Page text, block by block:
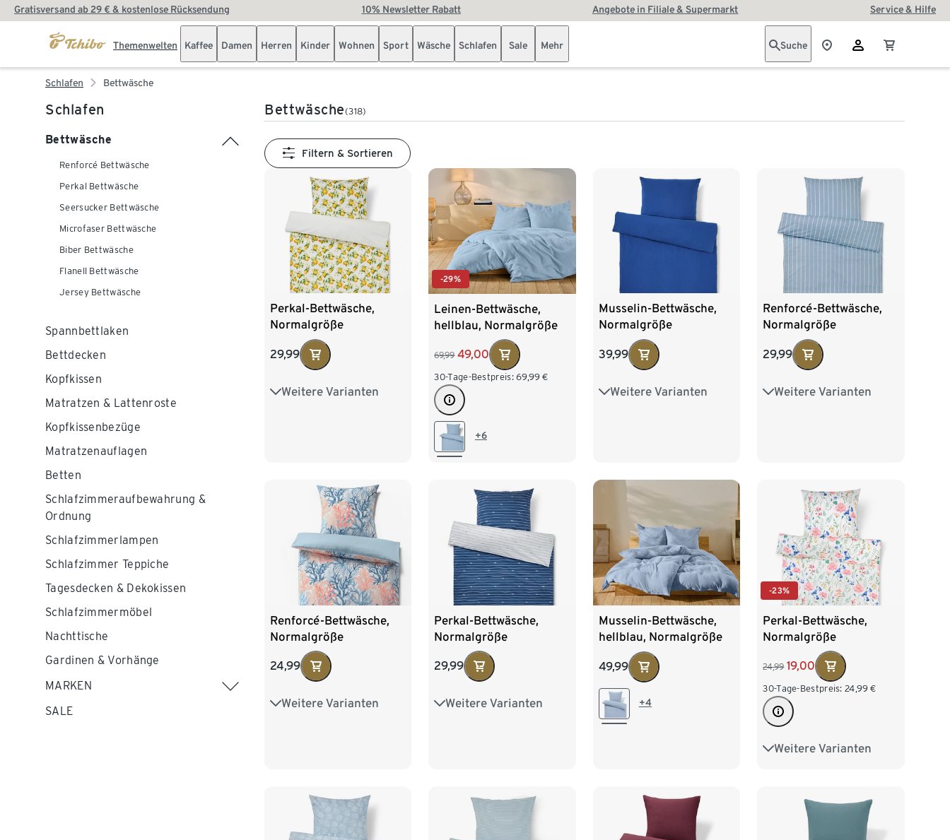
Gratisversand ab 29 € & kostenlose Rücksendung 10% Newsletter Rabatt Angebote in Filiale & Supermarkt Service & Hilfe
Themenwelten Kaffee Damen Herren Kinder Wohnen Sport Wäsche Schlafen Sale Mehr Suche
Schlafen Bettwäsche
Schlafen
Bettwäsche
Renforcé Bettwäsche
Perkal Bettwäsche
Seersucker Bettwäsche
Microfaser Bettwäsche
Biber Bettwäsche
Flanell Bettwäsche
Jersey Bettwäsche
Spannbettlaken
Bettdecken
Kopfkissen
Matratzen & Lattenroste
Kopfkissenbezüge
Matratzenauflagen
Betten
Schlafzimmeraufbewahrung &
Ordnung
Schlafzimmerlampen
Schlafzimmer Teppiche
Tagesdecken & Dekokissen
Schlafzimmermöbel
Nachttische
Gardinen & Vorhänge
MARKEN
SALE
Bettwäsche(318)
Filtern & Sortieren
Perkal-Bettwäsche,
Normalgröße
29,99
Weitere Varianten
Übergröße
-29%
Leinen-Bettwäsche,
hellblau, Normalgröße
69,99 49,00
30-Tage-Bestpreis: 69,99 €
+6
Musselin-Bettwäsche,
Normalgröße
39,99
Weitere Varianten
Übergröße
Renforcé-Bettwäsche,
Normalgröße
29,99
Weitere Varianten
Übergröße
Renforcé-Bettwäsche,
Normalgröße
24,99
Weitere Varianten
Übergröße
Perkal-Bettwäsche,
Normalgröße
29,99
Weitere Varianten
Übergröße
Musselin-Bettwäsche,
hellblau, Normalgröße
49,99
+4
-23%
Perkal-Bettwäsche,
Normalgröße
24,99 19,00
30-Tage-Bestpreis: 24,99 €
Weitere Varianten
Übergröße